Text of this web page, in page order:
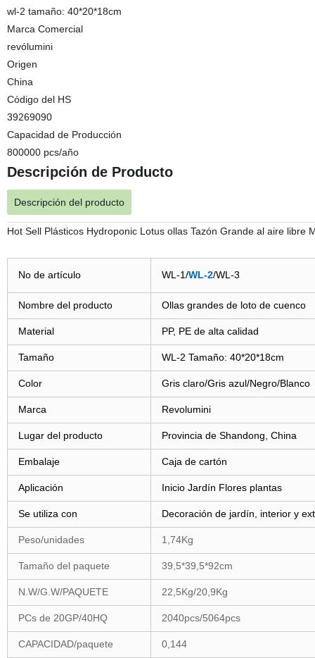
wl-2 tamaño: 40*20*18cm
Marca Comercial
revólumini
Origen
China
Código del HS
39269090
Capacidad de Producción
800000 pcs/año
Descripción de Producto
Descripción del producto
Hot Sell Plásticos Hydroponic Lotus ollas Tazón Grande al aire libre
No de artículo WL-1/WL-2/WL-3
Nombre del producto Ollas grandes de loto de cuenco
Material PP, PE de alta calidad
Tamaño WL-2 Tamaño: 40*20*18cm
Color Gris claro/Gris azul/Negro/Blanco
Marca Revolumini
Lugar del producto Provincia de Shandong, China
Embalaje Caja de cartón
Aplicación Inicio Jardín Flores plantas
Se utiliza con Decoración de jardín, interior y
Peso/unidades 1,74Kg
Tamaño del paquete 39,5*39,5*92cm
N.W/G.W/PAQUETE 22,5Kg/20,9Kg
PCs de 20GP/40HQ 2040pcs/5064pcs
CAPACIDAD/paquete 0,144